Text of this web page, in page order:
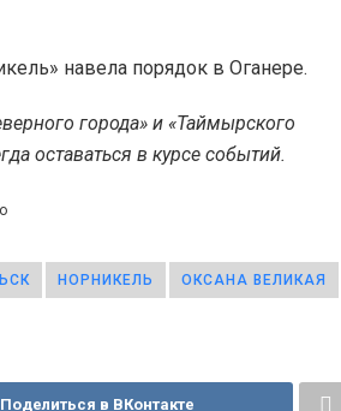
навела порядок в Оганере.
города» и «Таймырского
оставаться в курсе событий.
НОРНИКЕЛЬ ОКСАНА ВЕЛИКАЯ
Поделиться в ВКонтакте